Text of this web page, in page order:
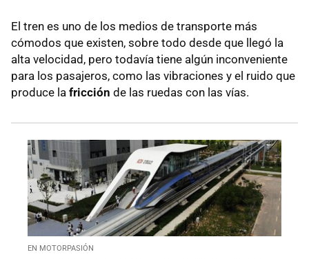
El tren es uno de los medios de transporte más
cómodos que existen, sobre todo desde que llegó la
alta velocidad, pero todavía tiene algún inconveniente
para los pasajeros, como las vibraciones y el ruido que
produce la fricción de las ruedas con las vías.
EN MOTORPASIÓN